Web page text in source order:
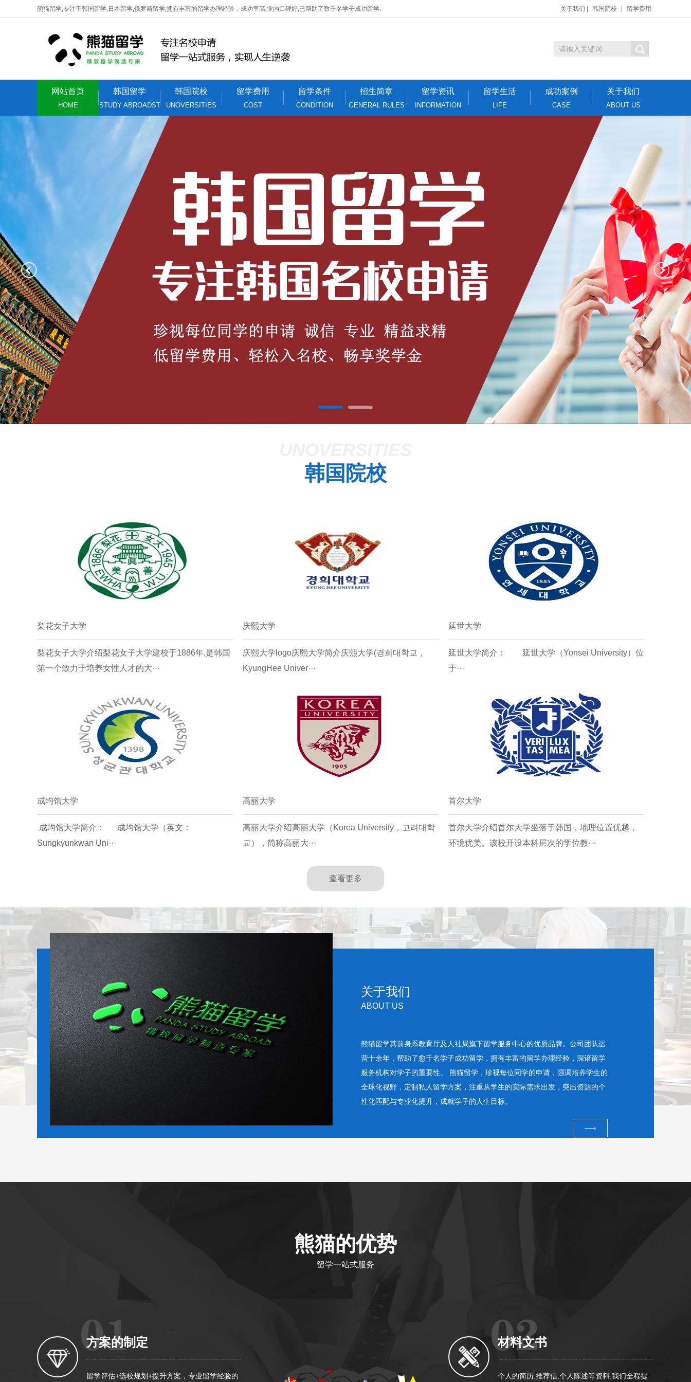
熊猫留学,专注于韩国留学,日本留学,俄罗斯留学,拥有丰富的留学办理经验，成功率高,业内口碑好,已帮助了数千名学子成功留学. 关于我们 韩国院校 留学费用
网站首页
HOME
韩国留学
STUDY ABROADST
韩国院校
UNOVERSITIES
留学费用
COST
留学条件
CONDITION
招生简章
GENERAL RULES
留学资讯
INFORMATION
留学生活
LIFE
成功案例
CASE
关于我们
ABOUT US
韩国院校
梨花女子大学
梨花女子大学介绍梨花女子大学建校于1886年,是韩国
第一个致力于培养女性人才的大···
庆熙大学
庆熙大学logo庆熙大学简介庆熙大学(경희대학교，
KyungHee Univer···
延世大学
延世大学简介： 延世大学（Yonsei University）位
于···
成均馆大学
成均馆大学简介： 成均馆大学（英文：
Sungkyunkwan Uni···
高丽大学
高丽大学介绍高丽大学（Korea University，고려대학
교），简称高丽大···
首尔大学
首尔大学介绍首尔大学坐落于韩国，地理位置优越，
环境优美。该校开设本科层次的学位教···
查看更多
关于我们
ABOUT US
熊猫留学其前身系教育厅及人社局旗下留学服务中心的优质品牌。公司团队运
营十余年，帮助了愈千名学子成功留学，拥有丰富的留学办理经验，深谙留学
服务机构对学子的重要性。 熊猫留学，珍视每位同学的申请，强调培养学生的
全球化视野，定制私人留学方案，注重从学生的实际需求出发，突出资源的个
性化匹配与专业化提升，成就学子的人生目标。
熊猫的优势
留学一站式服务
方案的制定
留学评估+选校规划+提升方案，专业留学经验的
材料文书
个人的简历,推荐信,个人陈述等资料,我们全程提